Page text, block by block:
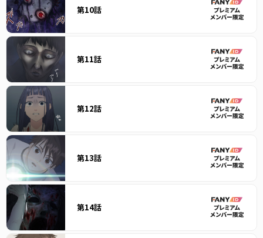
第10話
第11話
第12話
第13話
第14話